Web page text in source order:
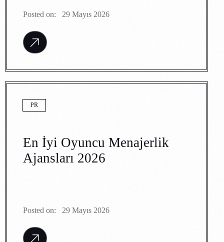
Posted on: 29 Mayıs 2026
PR
En İyi Oyuncu Menajerlik
Ajansları 2026
Posted on: 29 Mayıs 2026